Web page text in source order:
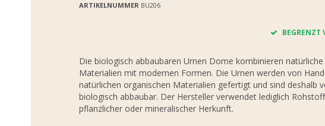
ARTIKELNUMMERBU206
BEGRENZT
Die biologisch abbaubaren Urnen Dome kombinieren natürliche
Materialien mit modernen Formen. Die Urnen werden von
natürlichen organischen Materialien gefertigt und sind deshalb
biologisch abbaubar. Der Hersteller verwendet lediglich
pflanzlicher oder mineralischer Herkunft.